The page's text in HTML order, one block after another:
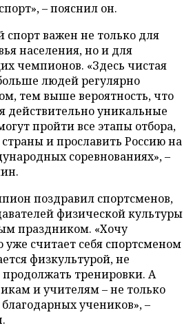
– пояснил он.
важен не только для
населения, но и для
чемпионов. «Здесь чистая
людей регулярно
тем выше вероятность, что
действительно уникальные
пройти все этапы отбора,
и прославить Россию на
соревнованиях», –
поздравил спортсменов,
физической культуры
праздником. «Хочу
уже считает себя спортсменом
физкультурой, не
продолжать тренировки. А
и учителям – не только
учеников», –